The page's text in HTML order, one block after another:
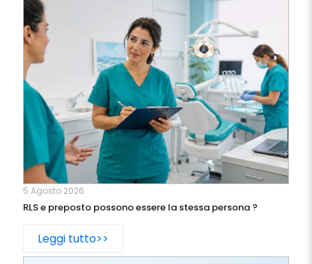
5 Agosto 2026
RLS e preposto possono essere la stessa persona ?
Leggi tutto>>